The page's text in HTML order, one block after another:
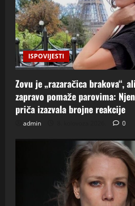
ISPOVIJESTI
Zovu je „razaračica brakova“,
zapravo pomaže parovima:
priča izazvala brojne reakcije
admin 0